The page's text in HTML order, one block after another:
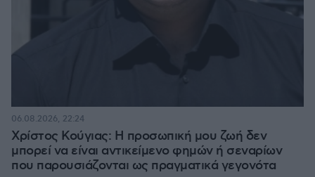
Χρίστος Κούγιας: Η προσωπική μου ζωή δεν
μπορεί να είναι αντικείμενο φημών ή σεναρίων
που παρουσιάζονται ως πραγματικά γεγονότα
06.08.2026, 22:24